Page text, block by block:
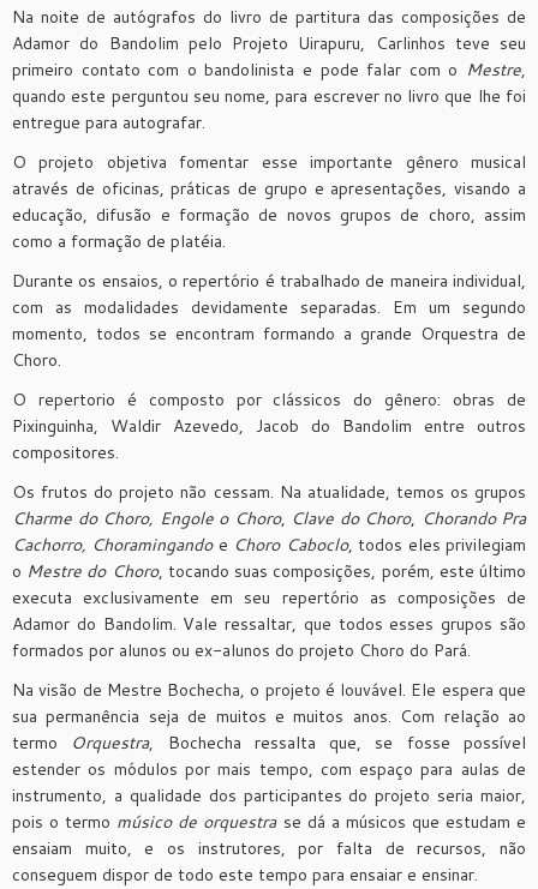
Na noite de autógrafos do livro de partitura das composições de
Adamor do Bandolim pelo Projeto Uirapuru, Carlinhos teve seu
primeiro contato com o bandolinista e pode falar com o Mestre,
quando este perguntou seu nome, para escrever no livro que lhe foi
entregue para autografar.
O projeto objetiva fomentar esse importante gênero musical
através de oficinas, práticas de grupo e apresentações, visando a
educação, difusão e formação de novos grupos de choro, assim
como a formação de platéia.
Durante os ensaios, o repertório é trabalhado de maneira individual,
com as modalidades devidamente separadas. Em um segundo
momento, todos se encontram formando a grande Orquestra de
Choro.
O repertorio é composto por clássicos do gênero: obras de
Pixinguinha, Waldir Azevedo, Jacob do Bandolim entre outros
compositores.
Os frutos do projeto não cessam. Na atualidade, temos os grupos
Charme do Choro, Engole o Choro, Clave do Choro, Chorando Pra
Cachorro, Choramingando e Choro Caboclo, todos eles privilegiam
o Mestre do Choro, tocando suas composições, porém, este último
executa exclusivamente em seu repertório as composições de
Adamor do Bandolim. Vale ressaltar, que todos esses grupos são
formados por alunos ou ex-alunos do projeto Choro do Pará.
Na visão de Mestre Bochecha, o projeto é louvável. Ele espera que
sua permanência seja de muitos e muitos anos. Com relação ao
termo Orquestra, Bochecha ressalta que, se fosse possível
estender os módulos por mais tempo, com espaço para aulas de
instrumento, a qualidade dos participantes do projeto seria maior,
pois o termo músico de orquestrase dá a músicos que estudam e
ensaiam muito, e os instrutores, por falta de recursos, não
conseguem dispor de todo este tempo para ensaiar e ensinar.